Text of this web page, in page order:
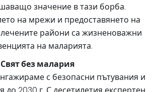
значение в тази борба.
на мрежи и предоставянето на
райони са жизненоважни
на маларията.
без малария
с безопасни пътувания и